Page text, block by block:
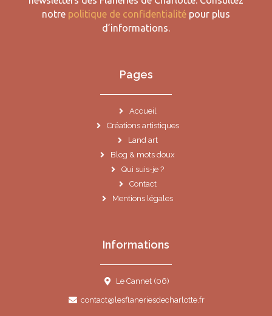
notre politique de confidentialité pour plus
d’informations.
Pages
Accueil
Créations artistiques
Land art
Blog & mots doux
Qui suis-je ?
Contact
Mentions légales
Informations
Le Cannet (06)
contact@lesflaneriesdecharlotte.fr